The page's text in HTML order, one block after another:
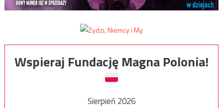
Wspieraj Fundację Magna Polonia!
Sierpień 2026